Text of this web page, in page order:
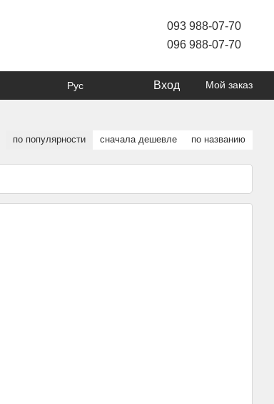
093 988-07-70
096 988-07-70
Рус Вход Мой заказ
по популярности сначала дешевле по названию